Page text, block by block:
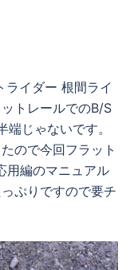
ライダー 根間ライ
トレールでのB/S
じゃないです。
ので今回フラット
用編のマニュアル
ぷりですので要チ